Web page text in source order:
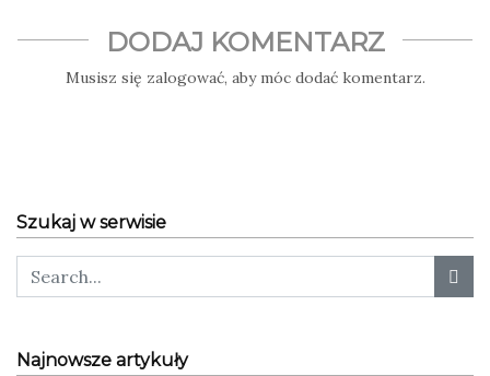
DODAJ KOMENTARZ
Musisz się zalogować, aby móc dodać komentarz.
Szukaj w serwisie
Najnowsze artykuły